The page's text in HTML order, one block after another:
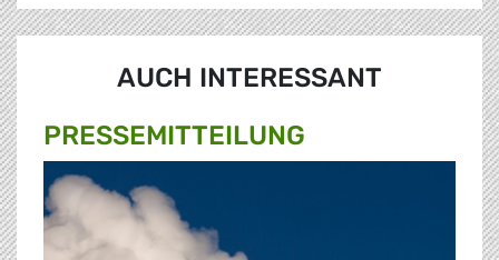
AUCH INTERESSANT
PRESSE­MITTEILUNG